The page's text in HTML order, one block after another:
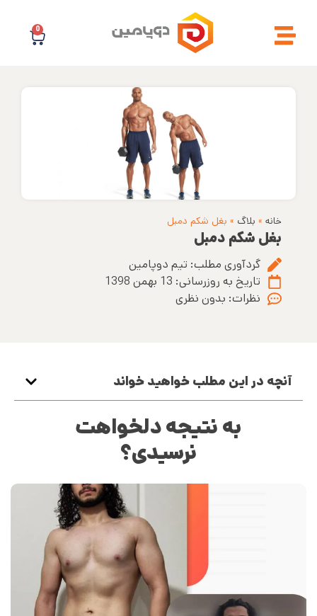
0
خانه » بلاگ » بغل شکم دمبل
بغل شکم دمبل
گردآوری مطلب: تیم دوپامین
تاریخ به روزرسانی: 13 بهمن 1398
نظرات: بدون نظری
آنچه در این مطلب خواهید خواند
به نتیجه دلخواهت
نرسیدی؟